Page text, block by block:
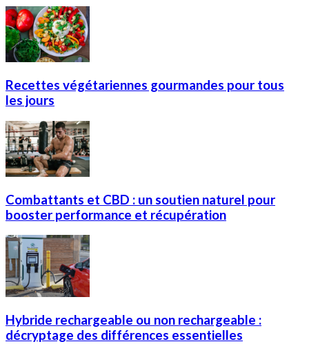
Recettes végétariennes gourmandes pour tous
les jours
Combattants et CBD : un soutien naturel pour
booster performance et récupération
Hybride rechargeable ou non rechargeable :
décryptage des différences essentielles